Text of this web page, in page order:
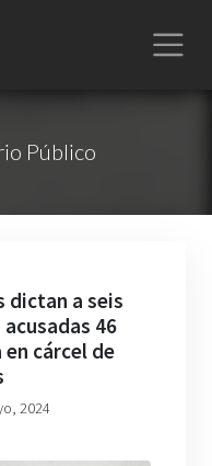
Público
dictan a seis
46
cárcel de
2024